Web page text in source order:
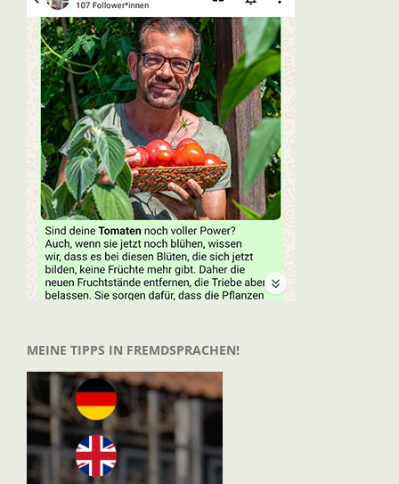
MEINE TIPPS IN FREMDSPRACHEN!